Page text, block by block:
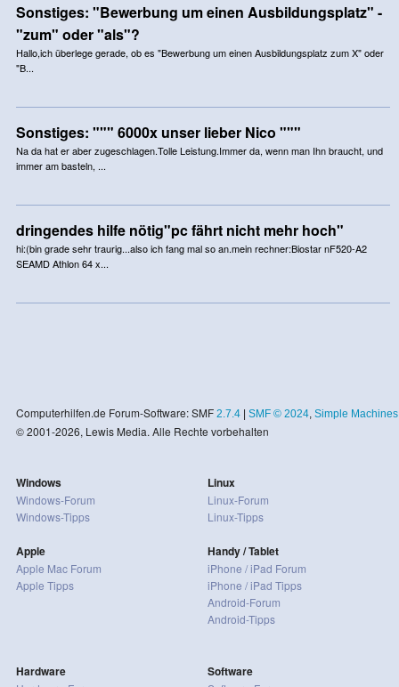
Sonstiges: "Bewerbung um einen Ausbildungsplatz" -
"zum" oder "als"?
Hallo,ich überlege gerade, ob es "Bewerbung um einen Ausbildungsplatz zum X" oder
"B...
Sonstiges: """ 6000x unser lieber Nico """
Na da hat er aber zugeschlagen.Tolle Leistung.Immer da, wenn man Ihn braucht, und
immer am basteln, ...
dringendes hilfe nötig"pc fährt nicht mehr hoch"
hi:(bin grade sehr traurig...also ich fang mal so an.mein rechner:Biostar nF520-A2
SEAMD Athlon 64 x...
Computerhilfen.de Forum-Software: SMF 2.7.4| SMF © 2024, Simple Machines
© 2001-2026, Lewis Media. Alle Rechte vorbehalten
Windows
Windows-Forum
Windows-Tipps
Apple
Apple Mac Forum
Apple Tipps
Linux
Linux-Forum
Linux-Tipps
Handy / Tablet
iPhone / iPad Forum
iPhone / iPad Tipps
Android-Forum
Android-Tipps
Hardware Software